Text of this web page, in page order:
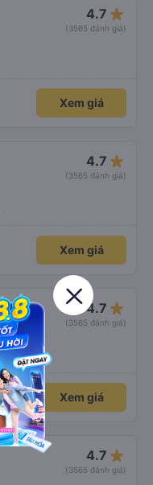
4.7 star_rate
(3565 đánh giá)
Xem giá
4.7 star_rate
(3565 đánh giá)
Xem giá
4.7 star_rate
(3565 đánh giá)
Xem giá
4.7 star_rate
(3565 đánh giá)